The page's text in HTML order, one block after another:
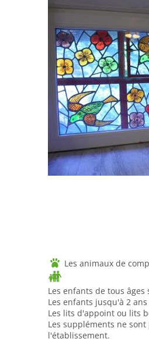
Les animaux de
Les enfants de tous âges
Les enfants jusqu'à 2
Les lits d'appoint ou lits
Les suppléments ne
l'établissement.